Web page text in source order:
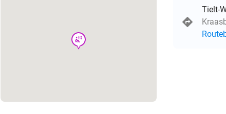
wellness
Tielt-